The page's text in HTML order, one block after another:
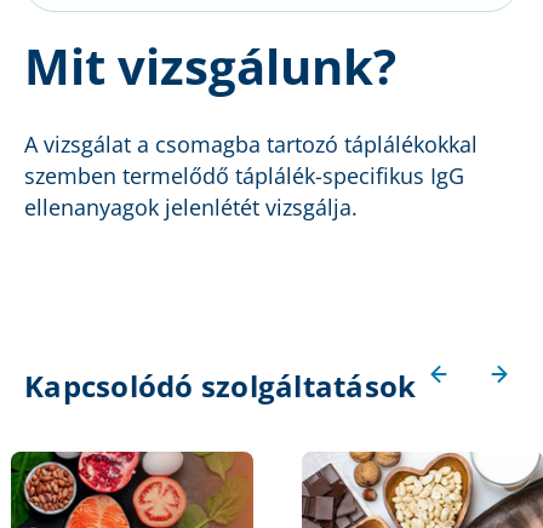
Mit vizsgálunk?
A vizsgálat a csomagba tartozó táplálékokkal
szemben termelődő táplálék-specifikus IgG
ellenanyagok jelenlétét vizsgálja.
Kapcsolódó szolgáltatások